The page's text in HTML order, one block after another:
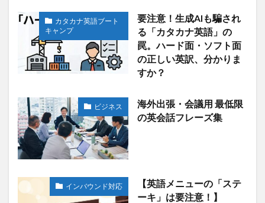
カタカナ英語ブート
キャンプ
要注意！生成AIも騙され
る「カタカナ英語」の
罠。ハード面・ソフト面
の正しい英訳、分かりま
すか？
ビジネス
海外出張・会議用 最低限
の英会話フレーズ集
インバウンド対応
【英語メニューの「ステ
ーキ」は要注意！】